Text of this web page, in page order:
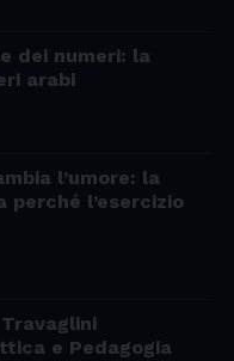
dei numeri: la
arabi
l’umore: la
perché l’esercizio
e Pedagogia